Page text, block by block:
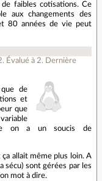
faibles cotisations. Ce
aux changements des
80 années de vie peut
. Évalué à 2. Dernière
de
et
que
on a un soucis de
allait même plus loin. A
sécu) sont gérées par les
mot à dire.